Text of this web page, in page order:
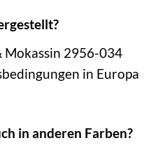
Mokassin 2956-034
in Europa
in anderen Farben?